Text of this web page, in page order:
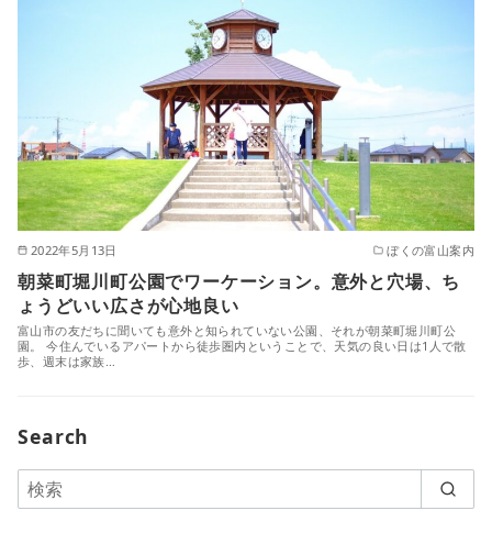
2022年5月13日 ぼくの富山案内
朝菜町堀川町公園でワーケーション。意外と穴場、ち
ょうどいい広さが心地良い
富山市の友だちに聞いても意外と知られていない公園、それが朝菜町堀川町公
園。 今住んでいるアパートから徒歩圏内ということで、天気の良い日は1人で散
歩、週末は家族…
Search